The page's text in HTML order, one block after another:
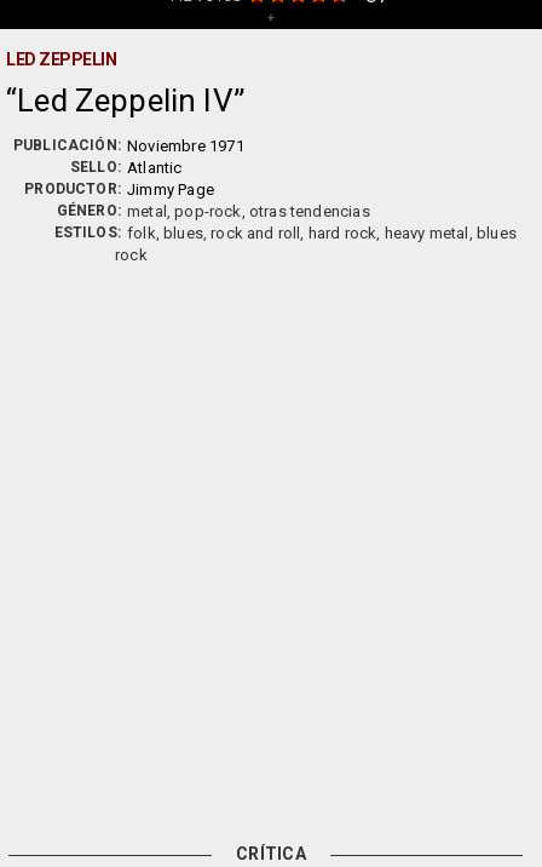
+
LED ZEPPELIN
Led Zeppelin IV
PUBLICACIÓN: Noviembre 1971
SELLO: Atlantic
PRODUCTOR: Jimmy Page
GÉNERO: metal, pop-rock, otras tendencias
ESTILOS: folk, blues, rock and roll, hard rock, heavy metal, blues
rock
CRÍTICA